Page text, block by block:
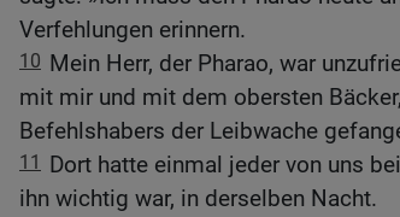
Verfehlungen erinnern.
10 Mein Herr, der Pharao, war
mit mir und mit dem obersten
Befehlshabers der Leibwache
11
Dort hatte einmal jeder von uns
ihn wichtig war, in derselben Nacht.